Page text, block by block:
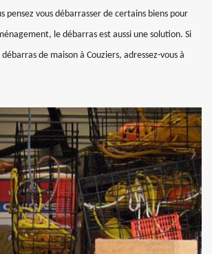
pensez vous débarrasser de certains biens pour
le débarras est aussi une solution. Si
de maison à Couziers, adressez-vous à